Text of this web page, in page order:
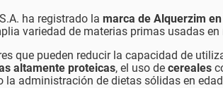
ha registrado la marca de Alquerzim en
variedad de materias primas usadas
que pueden reducir la capacidad de
altamente proteicas, el uso de cereales
la administración de dietas sólidas en